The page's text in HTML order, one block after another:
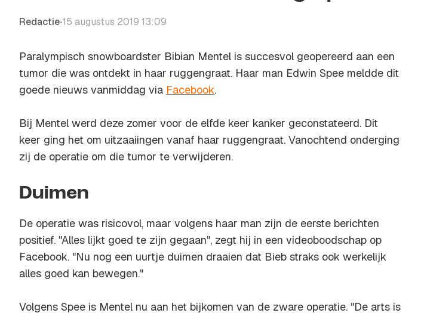
Redactie•15 augustus 2019 13:09
Paralympisch snowboardster Bibian Mentel is succesvol geopereerd aan een
tumor die was ontdekt in haar ruggengraat. Haar man Edwin Spee meldde dit
goede nieuws vanmiddag via Facebook.
Bij Mentel werd deze zomer voor de elfde keer kanker geconstateerd. Dit
keer ging het om uitzaaiingen vanaf haar ruggengraat. Vanochtend onderging
zij de operatie om die tumor te verwijderen.
Duimen
De operatie was risicovol, maar volgens haar man zijn de eerste berichten
positief. "Alles lijkt goed te zijn gegaan", zegt hij in een videoboodschap op
Facebook. "Nu nog een uurtje duimen draaien dat Bieb straks ook werkelijk
alles goed kan bewegen."
Volgens Spee is Mentel nu aan het bijkomen van de zware operatie. "De arts is